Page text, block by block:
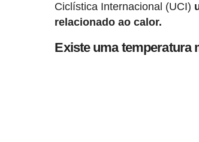
Ciclística Internacional (UCI)
relacionado ao calor.
Existe uma temperatura